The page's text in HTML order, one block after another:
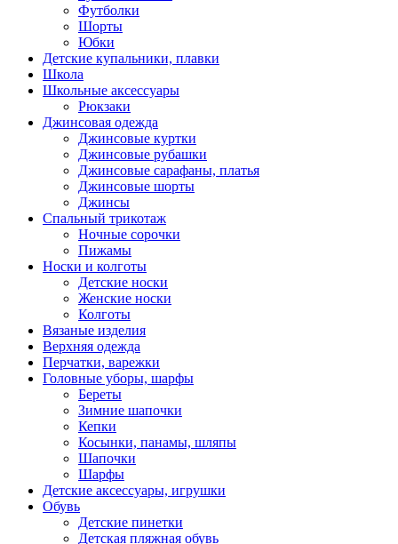
Футболки
Шорты
Юбки
Детские купальники, плавки
Школа
Школьные аксессуары
Рюкзаки
Джинсовая одежда
Джинсовые куртки
Джинсовые рубашки
Джинсовые сарафаны, платья
Джинсовые шорты
Джинсы
Спальный трикотаж
Ночные сорочки
Пижамы
Носки и колготы
Детские носки
Женские носки
Колготы
Вязаные изделия
Верхняя одежда
Перчатки, варежки
Головные уборы, шарфы
Береты
Зимние шапочки
Кепки
Косынки, панамы, шляпы
Шапочки
Шарфы
Детские аксессуары, игрушки
Обувь
Детские пинетки
Детская пляжная обувь